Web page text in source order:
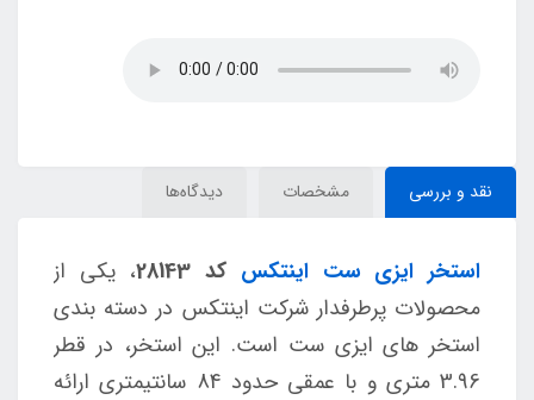
نقد و بررسی مشخصات دیدگاه‌ها
استخر ایزی ست اینتکس کد 28143
، یکی از
محصولات پرطرفدار شرکت اینتکس در دسته بندی
استخر های ایزی ست است. این استخر، در قطر
3.96 متری و با عمقی حدود 84 سانتیمتری ارائه